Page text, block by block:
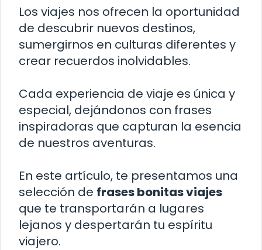
Los viajes nos ofrecen la oportunidad
de descubrir nuevos destinos,
sumergirnos en culturas diferentes y
crear recuerdos inolvidables.
Cada experiencia de viaje es única y
especial, dejándonos con frases
inspiradoras que capturan la esencia
de nuestros aventuras.
En este artículo, te presentamos una
selección de frases bonitas viajes
que te transportarán a lugares
lejanos y despertarán tu espíritu
viajero.